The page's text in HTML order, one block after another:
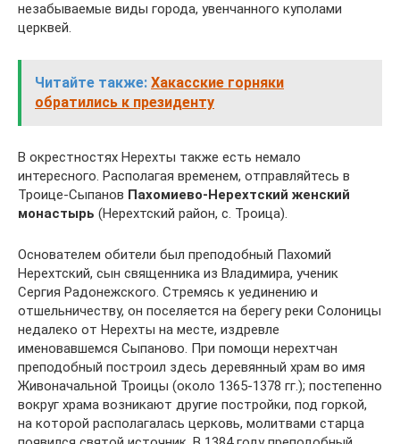
незабываемые виды города, увенчанного куполами
церквей.
Читайте также: Хакасские горняки
обратились к президенту
В окрестностях Нерехты также есть немало
интересного. Располагая временем, отправляйтесь в
Троице-Сыпанов Пахомиево-Нерехтский женский
монастырь (Нерехтский район, с. Троица).
Основателем обители был преподобный Пахомий
Нерехтский, сын священника из Владимира, ученик
Сергия Радонежского. Стремясь к уединению и
отшельничеству, он поселяется на берегу реки Солоницы
недалеко от Нерехты на месте, издревле
именовавшемся Сыпаново. При помощи нерехтчан
преподобный построил здесь деревянный храм во имя
Живоначальной Троицы (около 1365-1378 гг.); постепенно
вокруг храма возникают другие постройки, под горкой,
на которой располагалась церковь, молитвами старца